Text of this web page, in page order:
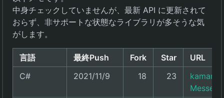
中身チェックしていませんが、最新 API に更新されて
おらず、非サポートな状態なライブラリが多そうな気
がします。
言語 最終Push Fork Star
URL
C#
2021/11/9 18 23